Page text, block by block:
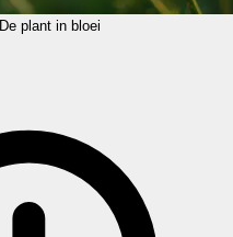
De plant in bloei